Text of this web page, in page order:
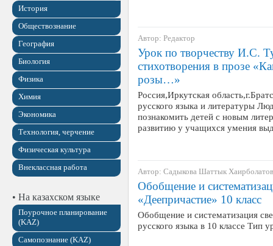
История
Обществознание
География
Биология
Физика
Химия
Экономика
Технология, черчение
Физическая культура
Внеклассная работа
• На казахском языке
Поурочное планирование
(KAZ)
Самопознание (KAZ)
Автор: Редактор
Урок по творчеству И.С.
стихотворения в прозе
розы…»
Россия,Иркутская
русского языка и литературы
познакомить детей с новым
развитию у учащихся умения
Автор: Садыкова Шаттык
Обобщение и
«Деепричастие» 10 класс
Обобщение и систематизация
русского языка в 10 классе Тип